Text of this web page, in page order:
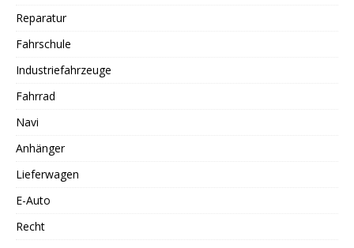
Reparatur
Fahrschule
Industriefahrzeuge
Fahrrad
Navi
Anhänger
Lieferwagen
E-Auto
Recht